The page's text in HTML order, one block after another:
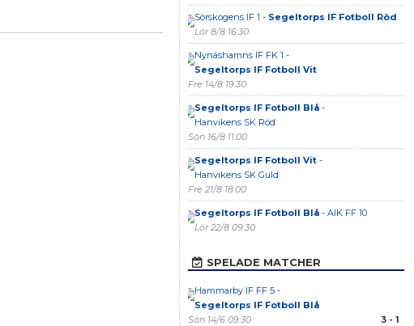
Sörskogens IF 1 - Segeltorps IF Fotboll Röd
Lör 8/8 16:30
Nynäshamns IF FK 1 -
Segeltorps IF Fotboll Vit
Fre 14/8 19:30
Segeltorps IF Fotboll Blå-
Hanvikens SK Röd
Sön 16/8 11:00
Segeltorps IF Fotboll Vit-
Hanvikens SK Guld
Fre 21/8 18:00
Segeltorps IF Fotboll Blå- AIK FF 10
Lör 22/8 09:30
SPELADE MATCHER
Hammarby IF FF 5 -
Segeltorps IF Fotboll Blå
Sön 14/6 09:30
3 - 1